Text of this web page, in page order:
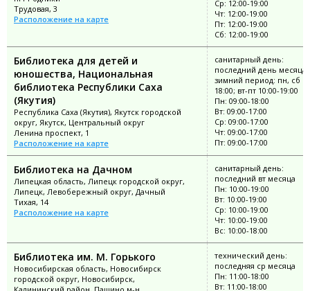
Трудовая, 3
Расположение на карте
Ср: 12:00-19:00
Чт: 12:00-19:00
Пт: 12:00-19:00
Сб: 12:00-19:00
Библиотека для детей и
юношества, Национальная
библиотека Республики Саха
(Якутия)
Республика Саха (Якутия), Якутск городской
округ, Якутск, Центральный округ
Ленина проспект, 1
Расположение на карте
санитарный день:
последний день месяца;
зимний период: пн, сб
18:00; вт-пт 10:00-19:00
Пн: 09:00-18:00
Вт: 09:00-17:00
Ср: 09:00-17:00
Чт: 09:00-17:00
Пт: 09:00-17:00
Библиотека на Дачном
Липецкая область, Липецк городской округ,
Липецк, Левобережный округ, Дачный
Тихая, 14
Расположение на карте
санитарный день:
последний вт месяца
Пн: 10:00-19:00
Вт: 10:00-19:00
Ср: 10:00-19:00
Чт: 10:00-19:00
Вс: 10:00-18:00
Библиотека им. М. Горького
Новосибирская область, Новосибирск
городской округ, Новосибирск,
технический день:
последняя ср месяца
Пн: 11:00-18:00
Вт: 11:00-18:00